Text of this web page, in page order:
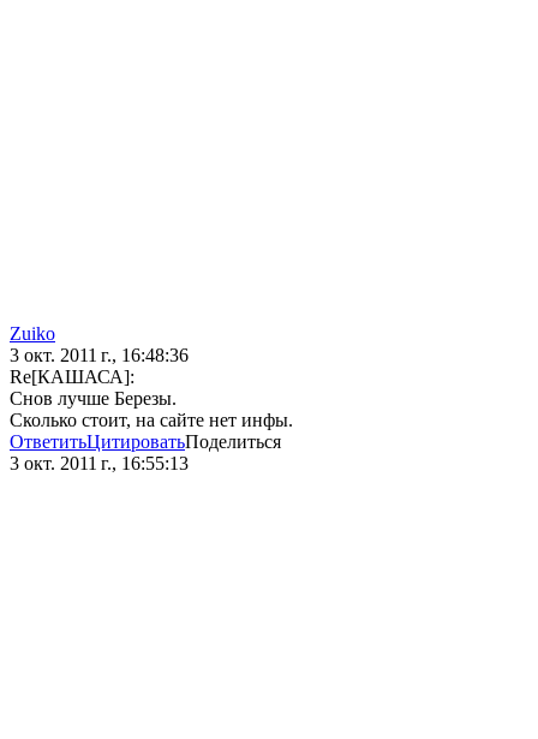
Zuiko
3 окт. 2011 г., 16:48:36
Re[КАШАСА]:
Снов лучше Березы.
Сколько стоит, на сайте нет инфы.
ОтветитьЦитироватьПоделиться
3 окт. 2011 г., 16:55:13